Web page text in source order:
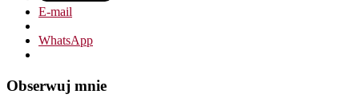
E-mail
WhatsApp
Obserwuj mnie